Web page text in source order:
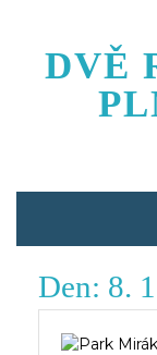
content
DVĚ
Den: 8.